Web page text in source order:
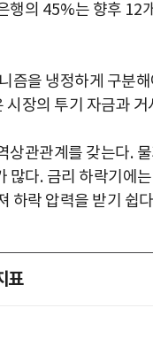
행의 45%는 향후 12
즘을 냉정하게 구분
시장의 투기 자금과
상관관계를 갖는다.
많다. 금리 하락기에
하락 압력을 받기 쉽
표